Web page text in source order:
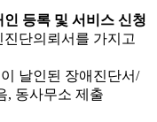
인 등록 및 서비스 신청
단의뢰서를 가지고
날인된 장애진단서/
, 동사무소 제출